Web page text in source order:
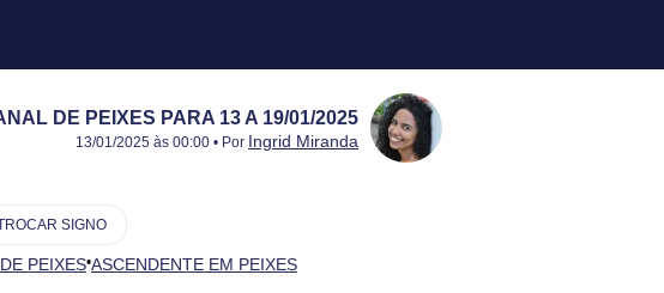
DE PEIXES PARA 13 A 19/01/2025
Publicado:
13 a 19/01/2025
Atualizado:
13 a 19/01/2025
13/01/2025 às 00:00 • Por Ingrid Miranda
PEIXES•ASCENDENTE EM PEIXES
SIGNO